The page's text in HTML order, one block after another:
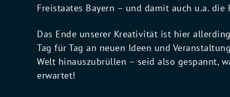
Freistaates Bayern – und damit auch u.a. die
Das Ende unserer Kreativität ist hier
Tag für Tag an neuen Ideen und
Welt hinauszubrüllen – seid also gespannt,
erwartet!